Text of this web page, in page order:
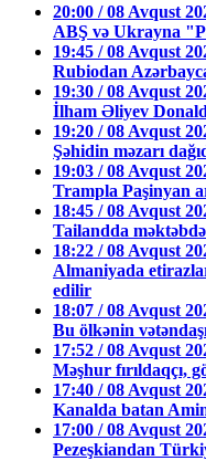
20:00 / 08 Avqust
ABŞ və Ukrayna
19:45 / 08 Avqust
Rubiodan
19:30 / 08 Avqust
İlham Əliyev
19:20 / 08 Avqust
Şəhidin məzarı
19:03 / 08 Avqust
Trampla Paşinyan
18:45 / 08 Avqust
Tailandda
18:22 / 08 Avqust
Almaniyada
edilir
18:07 / 08 Avqust
Bu ölkənin
17:52 / 08 Avqust
Məşhur fırıldaqçı,
17:40 / 08 Avqust
Kanalda batan
17:00 / 08 Avqust
Pezeşkiandan